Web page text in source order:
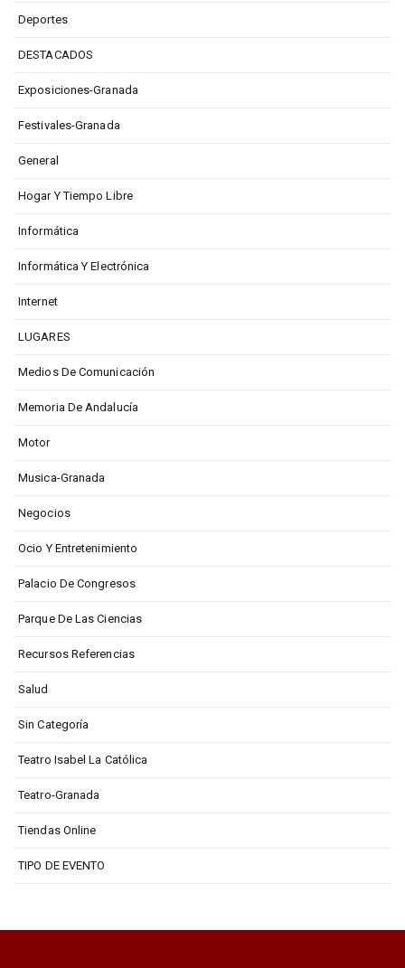
Deportes
DESTACADOS
Exposiciones-Granada
Festivales-Granada
General
Hogar Y Tiempo Libre
Informática
Informática Y Electrónica
Internet
LUGARES
Medios De Comunicación
Memoria De Andalucía
Motor
Musica-Granada
Negocios
Ocio Y Entretenimiento
Palacio De Congresos
Parque De Las Ciencias
Recursos Referencias
Salud
Sin Categoría
Teatro Isabel La Católica
Teatro-Granada
Tiendas Online
TIPO DE EVENTO